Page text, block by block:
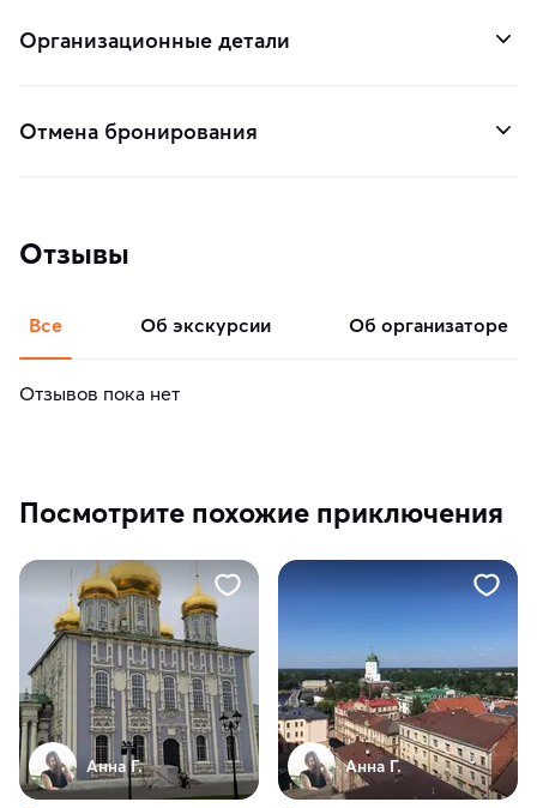
Организационные детали
Отмена бронирования
Отзывы
Все об экскурсии об организаторе
Отзывов пока нет
Посмотрите похожие приключения
Анна Г. Анна Г.